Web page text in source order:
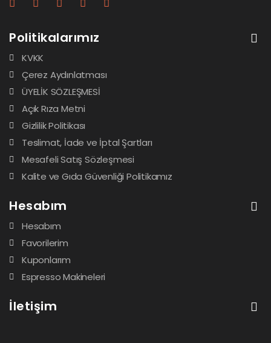
Politikalarımız
KVKK
Çerez Aydınlatması
ÜYELİK SÖZLEŞMESİ
Açık Rıza Metni
Gizlilik Politikası
Teslimat, İade ve İptal Şartları
Mesafeli Satış Sözleşmesi
Kalite ve Gıda Güvenliği Politikamız
Hesabım
Hesabım
Favorilerim
Kuponlarım
Espresso Makineleri
İletişim